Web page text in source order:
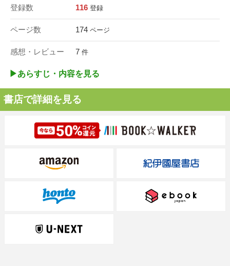
登録数 116 登録
ページ数 174 ページ
感想・レビュー 7 件
▶︎あらすじ・内容を見る
書店で詳細を見る